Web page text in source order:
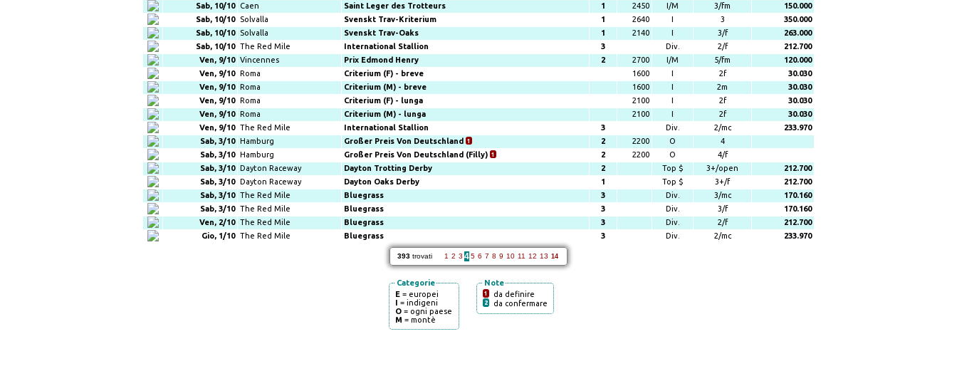
Sab, 10/10
Caen Saint Leger des Trotteurs 1 2450 I/M 3/fm
150.000
Sab, 10/10
Solvalla Svenskt Trav-Kriterium 1 2640 I 3
350.000
Sab, 10/10
Solvalla Svenskt Trav-Oaks 1 2140 I 3/f
263.000
Sab, 10/10 The Red Mile International Stallion 3 Div. 2/f
212.700
Ven, 9/10 Vincennes Prix Edmond Henry 2 2700 I/M 5/fm
120.000
Ven, 9/10 Roma Criterium (F) - breve 1600 I 2f
30.030
Ven, 9/10 Roma Criterium (M) - breve 1600 I 2m
30.030
Ven, 9/10 Roma Criterium (F) - lunga 2100 I 2f
30.030
Ven, 9/10 Roma Criterium (M) - lunga 2100 I 2f
30.030
Ven, 9/10 The Red Mile International Stallion 3 Div. 2/mc
233.970
Sab, 3/10 Hamburg Großer Preis Von Deutschland 1 2 2200 O
4
Sab, 3/10 Hamburg Großer Preis Von Deutschland (Filly) 1 2 2200 O
4/f
Sab, 3/10 Dayton Raceway Dayton Trotting Derby 2 Top $ 3+/open
212.700
Sab, 3/10 Dayton Raceway Dayton Oaks Derby 1 Top $ 3+/f
212.700
Sab, 3/10 The Red Mile Bluegrass 3 Div. 3/mc
170.160
Sab, 3/10 The Red Mile Bluegrass 3 Div. 3/f
170.160
Ven, 2/10 The Red Mile Bluegrass 3 Div. 2/f
212.700
Gio, 1/10 The Red Mile Bluegrass 3 Div. 2/mc 233.970
393 trovati 1 2 3 45 6 7 8 9 10 11 12 13 14
Categorie
E = europei
I = indigeni
O = ogni paese
M = montè
Note
1 da definire
2 da confermare